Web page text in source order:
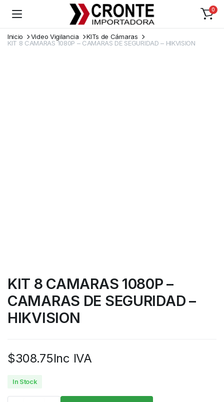
0
Inicio Video Vigilancia
KITs de Cámaras
KIT 8 CAMARAS 1080P – CAMARAS DE SEGURIDAD – HIKVISION
KIT 8 CAMARAS 1080P –
CAMARAS DE SEGURIDAD –
HIKVISION
$308.75Inc IVA
In Stock